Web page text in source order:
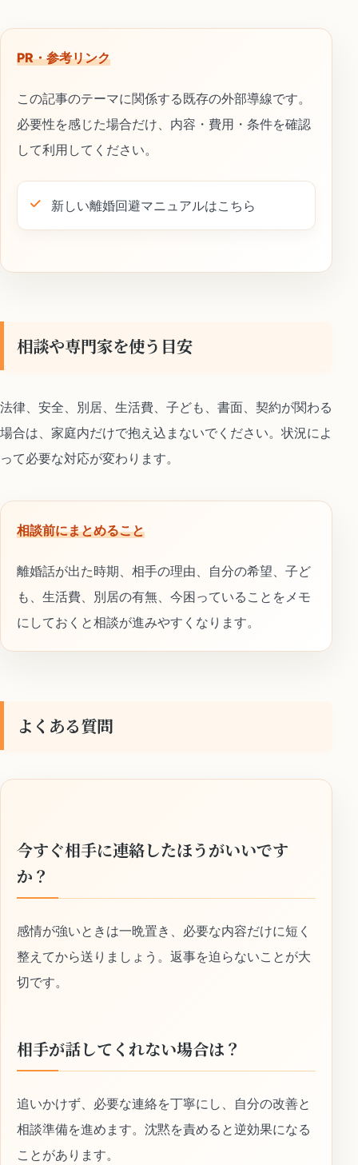
PR・参考リンク
この記事のテーマに関係する既存の外部導線です。
必要性を感じた場合だけ、内容・費用・条件を確認
して利用してください。
新しい離婚回避マニュアルはこちら
相談や専門家を使う目安
法律、安全、別居、生活費、子ども、書面、契約が関わる
場合は、家庭内だけで抱え込まないでください。状況によ
って必要な対応が変わります。
相談前にまとめること
離婚話が出た時期、相手の理由、自分の希望、子ど
も、生活費、別居の有無、今困っていることをメモ
にしておくと相談が進みやすくなります。
よくある質問
今すぐ相手に連絡したほうがいいです
か？
感情が強いときは一晩置き、必要な内容だけに短く
整えてから送りましょう。返事を迫らないことが大
切です。
相手が話してくれない場合は？
追いかけず、必要な連絡を丁寧にし、自分の改善と
相談準備を進めます。沈黙を責めると逆効果になる
ことがあります。